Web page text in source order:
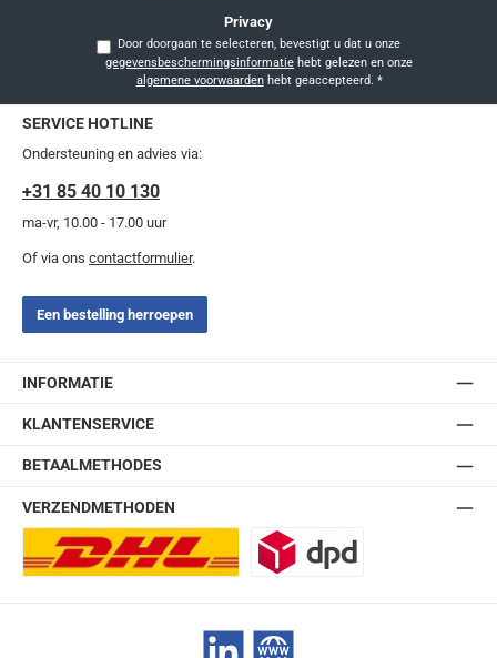
Privacy
Door doorgaan te selecteren, bevestigt u dat u onze
gegevensbeschermingsinformatie
algemene voorwaardenhebt geaccepteerd. *
SERVICE HOTLINE
Ondersteuning en advies via:
+31 85 40 10 130
ma-vr, 10.00 - 17.00 uur
Of via ons contactformulier.
Een bestelling herroepen
INFORMATIE
KLANTENSERVICE
BETAALMETHODES
VERZENDMETHODEN